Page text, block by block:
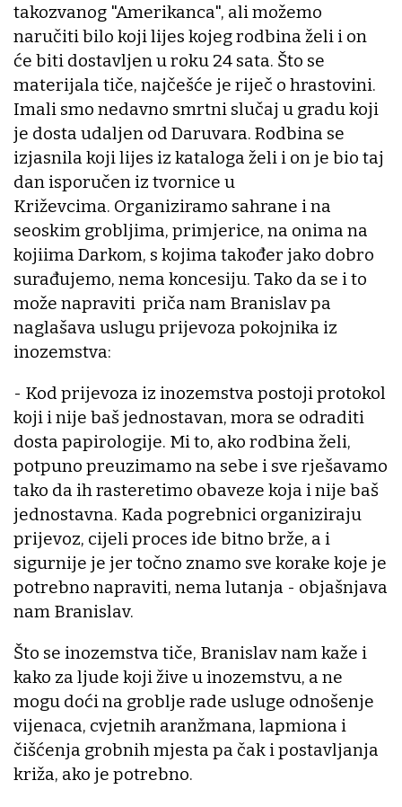
takozvanog "Amerikanca", ali možemo
naručiti bilo koji lijes kojeg rodbina želi i on
će biti dostavljen u roku 24 sata. Što se
materijala tiče, najčešće je riječ o hrastovini.
Imali smo nedavno smrtni slučaj u gradu koji
je dosta udaljen od Daruvara. Rodbina se
izjasnila koji lijes iz kataloga želi i on je bio taj
dan isporučen iz tvornice u
Križevcima. Organiziramo sahrane i na
seoskim grobljima, primjerice, na onima na
kojiima Darkom, s kojima također jako dobro
surađujemo, nema koncesiju. Tako da se i to
može napraviti priča nam Branislav pa
naglašava uslugu prijevoza pokojnika iz
inozemstva:
- Kod prijevoza iz inozemstva postoji protokol
koji i nije baš jednostavan, mora se odraditi
dosta papirologije. Mi to, ako rodbina želi,
potpuno preuzimamo na sebe i sve rješavamo
tako da ih rasteretimo obaveze koja i nije baš
jednostavna. Kada pogrebnici organiziraju
prijevoz, cijeli proces ide bitno brže, a i
sigurnije je jer točno znamo sve korake koje je
potrebno napraviti, nema lutanja - objašnjava
nam Branislav.
Što se inozemstva tiče, Branislav nam kaže i
kako za ljude koji žive u inozemstvu, a ne
mogu doći na groblje rade usluge odnošenje
vijenaca, cvjetnih aranžmana, lapmiona i
čišćenja grobnih mjesta pa čak i postavljanja
križa, ako je potrebno.